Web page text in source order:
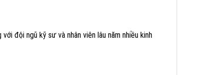
đội ngũ kỹ sư và nhân viên lâu năm nhiều kinh